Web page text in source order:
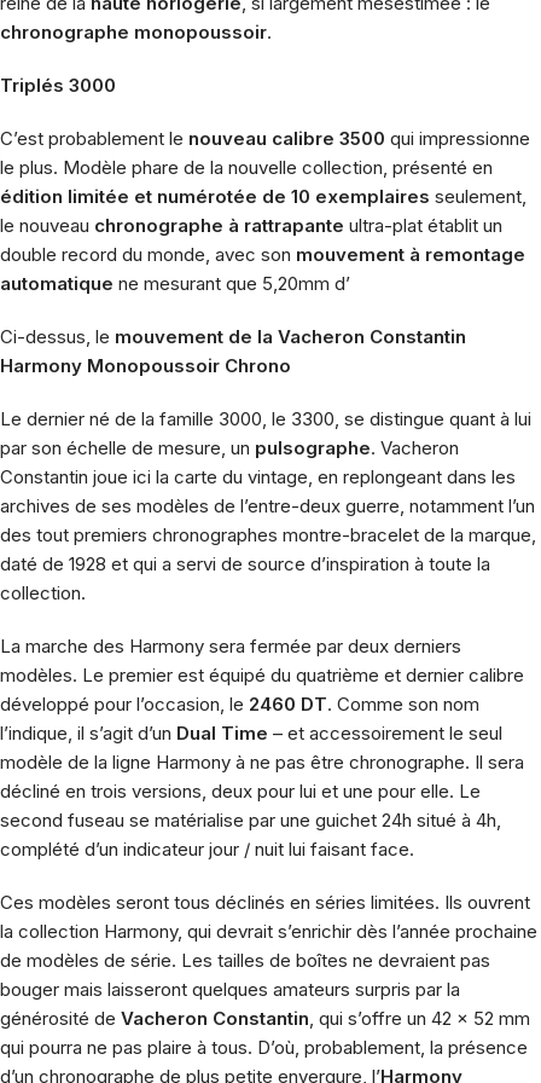
chronographe monopoussoir.
Triplés 3000
C’est probablement le nouveau calibre 3500 qui impressionne
le plus. Modèle phare de la nouvelle collection, présenté en
édition limitée et numérotée de 10 exemplaires seulement,
le nouveau chronographe à rattrapante ultra-plat établit un
double record du monde, avec son mouvement à remontage
automatique ne mesurant que 5,20mm d’
Ci-dessus, le mouvement de la Vacheron Constantin
Harmony Monopoussoir Chrono
Le dernier né de la famille 3000, le 3300, se distingue quant à lui
par son échelle de mesure, un pulsographe. Vacheron
Constantin joue ici la carte du vintage, en replongeant dans les
archives de ses modèles de l’entre-deux guerre, notamment l’un
des tout premiers chronographes montre-bracelet de la marque,
daté de 1928 et qui a servi de source d’inspiration à toute la
collection.
La marche des Harmony sera fermée par deux derniers
modèles. Le premier est équipé du quatrième et dernier calibre
développé pour l’occasion, le 2460 DT. Comme son nom
l’indique, il s’agit d’un Dual Time – et accessoirement le seul
modèle de la ligne Harmony à ne pas être chronographe. Il sera
décliné en trois versions, deux pour lui et une pour elle. Le
second fuseau se matérialise par une guichet 24h situé à 4h,
complété d’un indicateur jour / nuit lui faisant face.
Ces modèles seront tous déclinés en séries limitées. Ils ouvrent
la collection Harmony, qui devrait s’enrichir dès l’année prochaine
de modèles de série. Les tailles de boîtes ne devraient pas
bouger mais laisseront quelques amateurs surpris par la
générosité de Vacheron Constantin , qui s’offre un 42 x 52 mm
qui pourra ne pas plaire à tous. D’où, probablement, la présence
d’un chronographe de plus petite envergure, l’Harmony